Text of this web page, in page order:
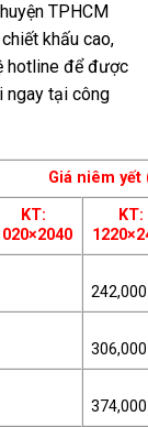
TPHCM
khấu cao,
hotline để được
ngay tại công
Giá niêm yết
KT:
KT:
242,000
306,000
374,000